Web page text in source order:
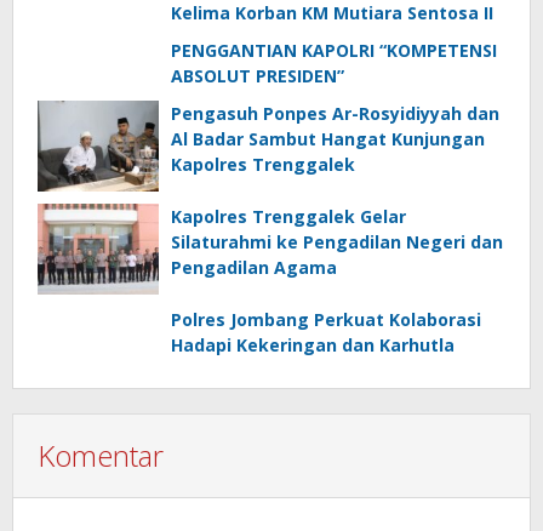
Kelima Korban KM Mutiara Sentosa II
PENGGANTIAN KAPOLRI “KOMPETENSI
ABSOLUT PRESIDEN”
Pengasuh Ponpes Ar-Rosyidiyyah dan
Al Badar Sambut Hangat Kunjungan
Kapolres Trenggalek
Kapolres Trenggalek Gelar
Silaturahmi ke Pengadilan Negeri dan
Pengadilan Agama
Polres Jombang Perkuat Kolaborasi
Hadapi Kekeringan dan Karhutla
Komentar